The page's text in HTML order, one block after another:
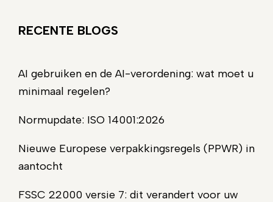
RECENTE BLOGS
AI gebruiken en de AI-verordening: wat moet u
minimaal regelen?
Normupdate: ISO 14001:2026
Nieuwe Europese verpakkingsregels (PPWR) in
aantocht
FSSC 22000 versie 7: dit verandert voor uw